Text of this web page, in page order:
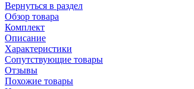
Вернуться в раздел
Обзор товара
Комплект
Описание
Характеристики
Сопутствующие товары
Отзывы
Похожие товары